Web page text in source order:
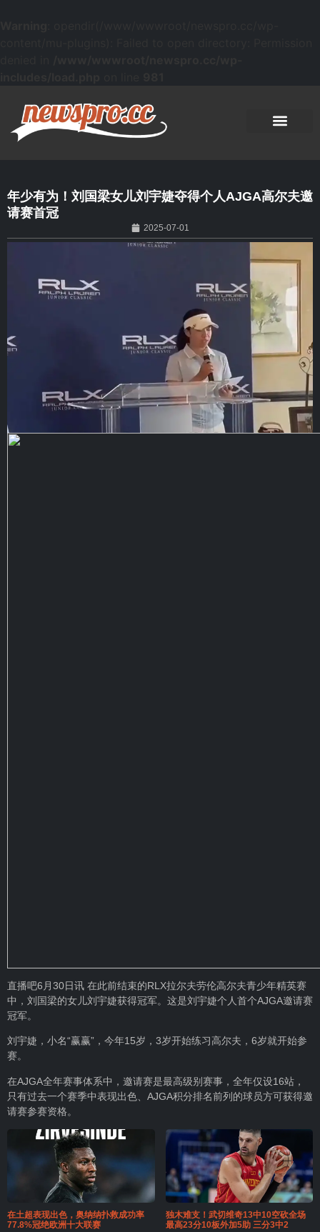
年少有为！刘国梁女儿刘宇婕夺得个人AJGA高尔夫邀
请赛首冠
2025-07-01
直播吧6月30日讯 在此前结束的RLX拉尔夫劳伦高尔夫青少年精英赛
中，刘国梁的女儿刘宇婕获得冠军。这是刘宇婕个人首个AJGA邀请赛
冠军。
刘宇婕，小名“赢赢”，今年15岁，3岁开始练习高尔夫，6岁就开始参
赛。
在AJGA全年赛事体系中，邀请赛是最高级别赛事，全年仅设16站，
只有过去一个赛季中表现出色、AJGA积分排名前列的球员方可获得邀
请赛参赛资格。
在土超表现出色，奥纳纳扑救成功率
77.8%冠绝欧洲十大联赛
独木难支！武切维奇13中10空砍全场
最高23分10板外加5助 三分3中2